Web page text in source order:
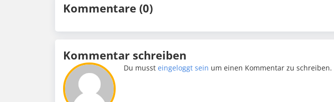
Kommentare (0)
Kommentar schreiben
Du mussteingeloggt sein um einen Kommentar zu schreiben.